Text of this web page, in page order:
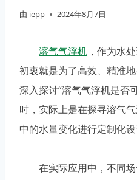
由 iepp 2024年8月7日
溶气气浮机 ，作为水
初衷就是为了高效、精准
深入探讨“溶气气浮机是否
时，实际上是在探寻溶气
中的水量变化进行定制化设
在实际应用中，不同场